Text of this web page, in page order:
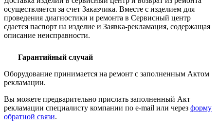
осуществляется за счет Заказчика. Вместе с изделием для
проведения диагностики и ремонта в Сервисный центр
сдается паспорт на изделие и Заявка-рекламация, содержащая
описание неисправности.
Гарантийный случай
Оборудование принимается на ремонт с заполненным Актом
рекламации.
Вы можете предварительно прислать заполненный Акт
рекламации специалисту компании по e-mail или через форму
обратной связи.